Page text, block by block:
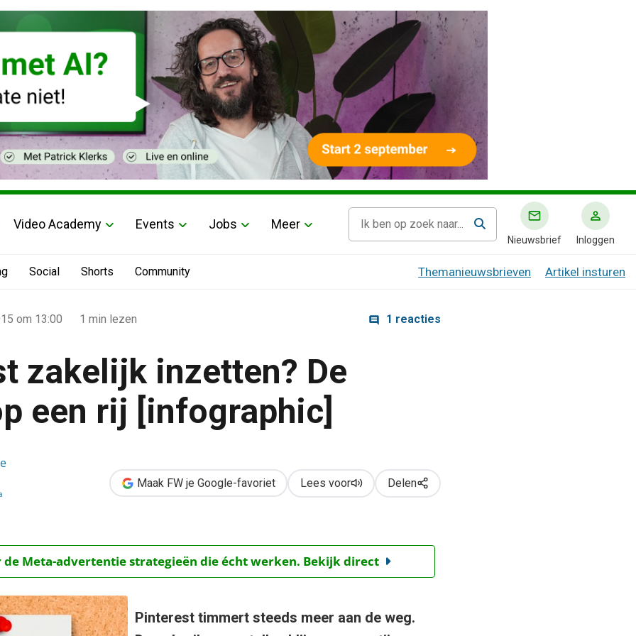
Video Academy Events Jobs Meer
Nieuwsbrief Inloggen
Social Shorts Community Themanieuwsbrieven Artikel insturen
om 13:00 1 min lezen 1 reacties
zakelijk inzetten? De
een rij [infographic]
Maak FW je Google-favoriet Lees voor Delen
de Meta-advertentie strategieën die écht werken. Bekijk direct
Pinterest timmert steeds meer aan de weg.